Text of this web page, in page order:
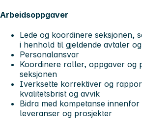
Arbeidsoppgaver
Lede og koordinere seksjonen,
i henhold til gjeldende avtaler
Personalansvar
Koordinere roller, oppgaver og
seksjonen
Iverksette korrektiver og
kvalitetsbrist og avvik
Bidra med kompetanse innenfor
leveranser og prosjekter